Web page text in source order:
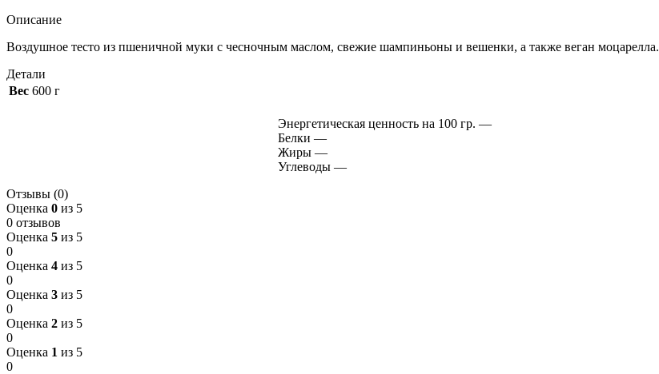
Описание
Воздушное тесто из пшеничной муки с чесночным маслом, свежие шампиньоны и вешенки, а также веган моцарелла.
Детали
Вес 600 г
Энергетическая ценность на 100 гр. —
Белки —
Жиры —
Углеводы —
Отзывы (0)
Оценка 0 из 5
0 отзывов
Оценка 5 из 5
0
Оценка 4 из 5
0
Оценка 3 из 5
0
Оценка 2 из 5
0
Оценка 1 из 5
0